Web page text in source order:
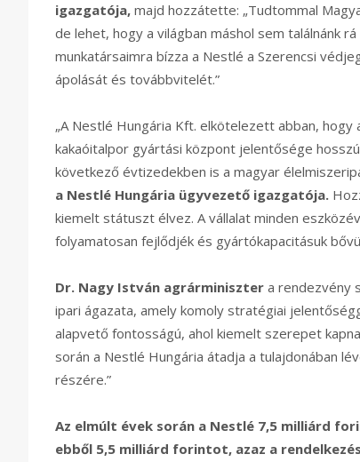
igazgatója, majd hozzátette: „Tudtommal
de lehet, hogy a világban máshol sem találnánk
munkatársaimra bízza a Nestlé a Szerencsi
ápolását és továbbvitelét.”
„A Nestlé Hungária Kft. elkötelezett abban,
kakaóitalpor gyártási központ jelentősége
következő évtizedekben is a magyar
a Nestlé Hungária ügyvezető igazgatója.
kiemelt státuszt élvez. A vállalat minden
folyamatosan fejlődjék és gyártókapacitásuk
Dr. Nagy István agrárminiszter a rendezvény
ipari ágazata, amely komoly stratégiai
alapvető fontosságú, ahol kiemelt szerepet
során a Nestlé Hungária átadja a tulajdonában
részére.”
Az elmúlt évek során a Nestlé 7,5 milliárd
ebből 5,5 milliárd forintot, azaz a